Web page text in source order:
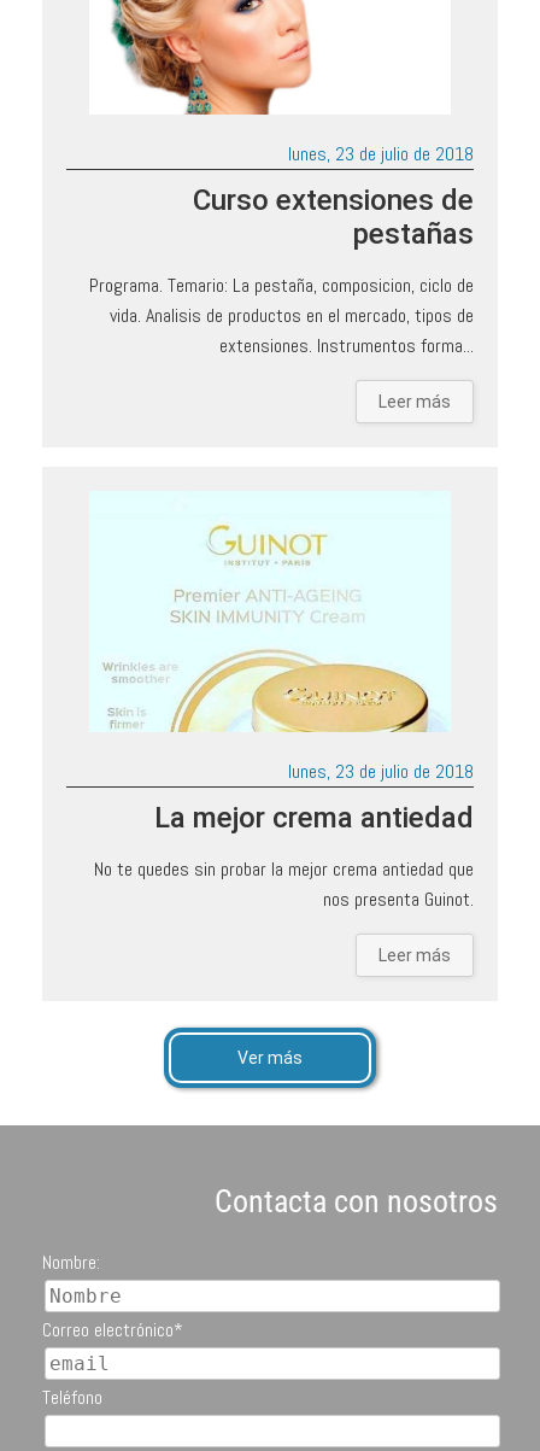
lunes, 23 de julio de 2018
Curso extensiones de
pestañas
Programa. Temario: La pestaña, composicion, ciclo de
vida. Analisis de productos en el mercado, tipos de
extensiones. Instrumentos forma...
Leer más
lunes, 23 de julio de 2018
La mejor crema antiedad
No te quedes sin probar la mejor crema antiedad que
nos presenta Guinot.
Leer más
Ver más
Contacta con nosotros
Nombre:
Correo electrónico*
Teléfono